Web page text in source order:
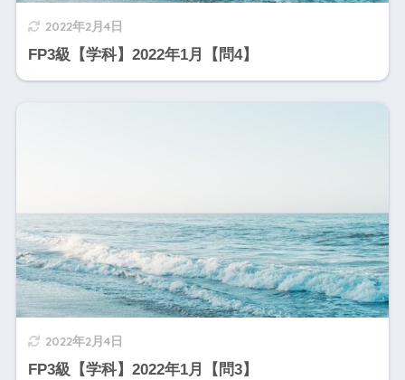
2022年2月4日
FP3級【学科】2022年1月【問4】
2022年2月4日
FP3級【学科】2022年1月【問3】